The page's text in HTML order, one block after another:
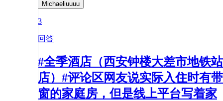
Michaeliuuuu
3
回答
#全季酒店（西安钟楼大差市地铁站
店）#评论区网友说实际入住时有带
窗的家庭房，但是线上平台写着家